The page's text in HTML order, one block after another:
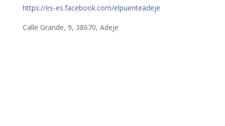
https://es-es.facebook.com/elpuenteadeje
Calle Grande, 9, 38670, Adeje